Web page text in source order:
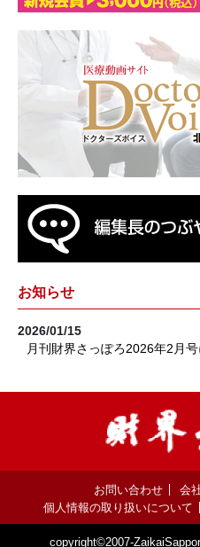
お知らせ
2026/01/15
月刊財界さっぽろ2026年2月
お問い合わせ 会
個人情報の取り扱いについて
copyright©2007-